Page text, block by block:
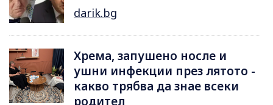
darik.bg
Хрема, запушено носле и
ушни инфекции през лятотo -
какво трябва да знае всеки
родител